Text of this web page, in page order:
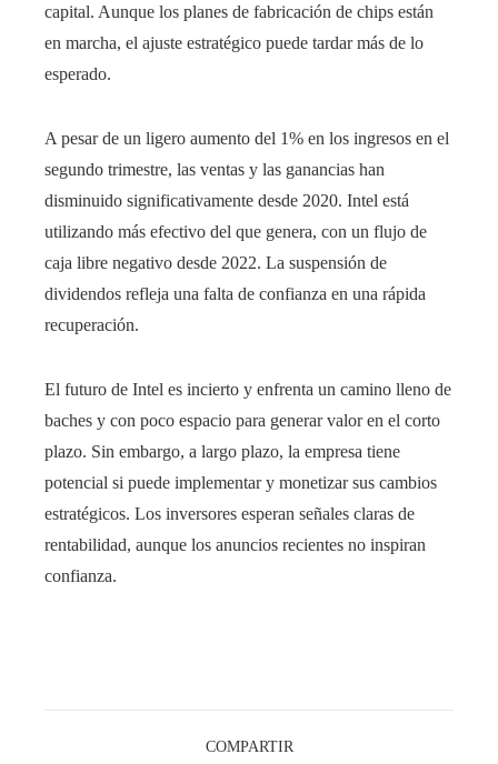
capital. Aunque los planes de fabricación de chips están
en marcha, el ajuste estratégico puede tardar más de lo
esperado.
A pesar de un ligero aumento del 1% en los ingresos en el
segundo trimestre, las ventas y las ganancias han
disminuido significativamente desde 2020. Intel está
utilizando más efectivo del que genera, con un flujo de
caja libre negativo desde 2022. La suspensión de
dividendos refleja una falta de confianza en una rápida
recuperación.
El futuro de Intel es incierto y enfrenta un camino lleno de
baches y con poco espacio para generar valor en el corto
plazo. Sin embargo, a largo plazo, la empresa tiene
potencial si puede implementar y monetizar sus cambios
estratégicos. Los inversores esperan señales claras de
rentabilidad, aunque los anuncios recientes no inspiran
confianza.
COMPARTIR